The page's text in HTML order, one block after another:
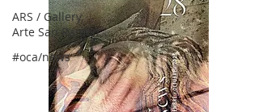
ARS / Gallery,
Arte San Ramón
#oca/news